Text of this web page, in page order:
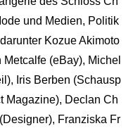
und Medien, Politik
Kozue Akimoto
(eBay), Michel
Iris Berben (Schausp
Magazine), Declan Ch
Franziska Fr